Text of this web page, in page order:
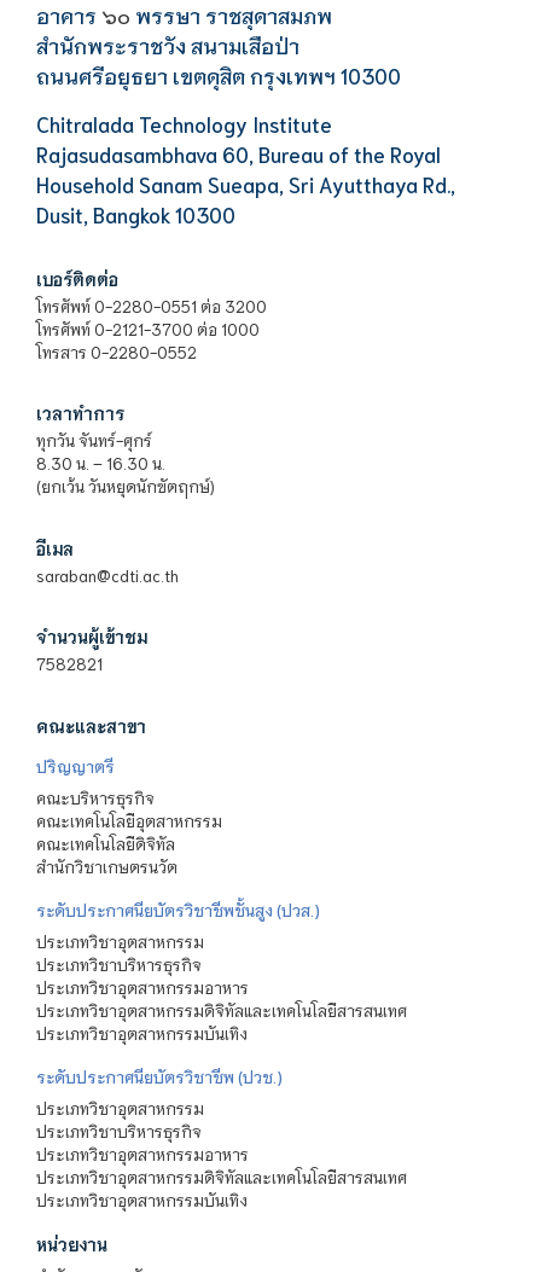
อาคาร ๖๐ พรรษา ราชสุดาสมภพ
สำนักพระราชวัง สนามเสือป่า
ถนนศรีอยุธยา เขตดุสิต กรุงเทพฯ 10300
Chitralada Technology Institute
Rajasudasambhava 60, Bureau of the Royal
Household Sanam Sueapa, Sri Ayutthaya Rd.,
Dusit, Bangkok 10300
เบอร์ติดต่อ
โทรศัพท์ 0-2280-0551 ต่อ 3200
โทรศัพท์ 0-2121-3700 ต่อ 1000
โทรสาร 0-2280-0552
เวลาทำการ
ทุกวัน จันทร์-ศุกร์
8.30 น. – 16.30 น.
(ยกเว้น วันหยุดนักขัตฤกษ์)
อีเมล
saraban@cdti.ac.th
จำนวนผู้เข้าชม
7582821
คณะและสาขา
ปริญญาตรี
คณะบริหารธุรกิจ
คณะเทคโนโลยีอุตสาหกรรม
คณะเทคโนโลยีดิจิทัล
สำนักวิชาเกษตรนวัต
ระดับประกาศนียบัตรวิชาชีพชั้นสูง (ปวส.)
ประเภทวิชาอุตสาหกรรม
ประเภทวิชาบริหารธุรกิจ
ประเภทวิชาอุตสาหกรรมอาหาร
ประเภทวิชาอุตสาหกรรมดิจิทัลและเทคโนโลยีสารสนเทศ
ประเภทวิชาอุตสาหกรรมบันเทิง
ระดับประกาศนียบัตรวิชาชีพ (ปวช.)
ประเภทวิชาอุตสาหกรรม
ประเภทวิชาบริหารธุรกิจ
ประเภทวิชาอุตสาหกรรมอาหาร
ประเภทวิชาอุตสาหกรรมดิจิทัลและเทคโนโลยีสารสนเทศ
ประเภทวิชาอุตสาหกรรมบันเทิง
หน่วยงาน